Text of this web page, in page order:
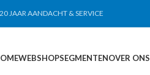
JAAR AANDACHT & SERVICE
WEBSHOPSEGMENTENOVER ONS